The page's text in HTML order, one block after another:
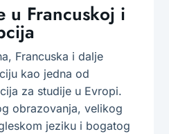
u Francuskoj i
Francuska i dalje
kao jedna od
za studije u Evropi.
obrazovanja, velikog
jeziku i bogatog